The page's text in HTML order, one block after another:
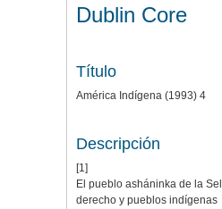
Dublin Core
Título
América Indígena (1993) 4
Descripción
[1]
El pueblo asháninka de la
derecho y pueblos indígenas